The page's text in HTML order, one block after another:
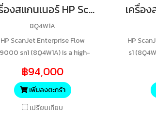
เครื่องสแกนเนอร์ HP ScanjJet Enterprise 9000 sn1 - A3 (New) 1 yr return to HP
8Q4W1A
HP ScanJet Enterprise Flow
sn1 (8Q4W1A) is a high-
designed for heavy document
offering speeds up to
ppm/160 ipm and a 100-sheet
ADF. It includes network/USB
฿94,000
เพิ่มลงตะกร้า
เปรียบเทียบ
HP
s1
up to